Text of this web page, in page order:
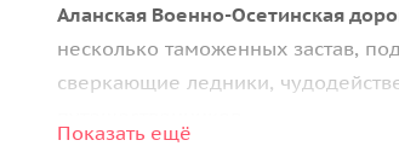
Аланская Военно-Осетинская
несколько таможенных застав,
сверкающие ледники,
Показать ещё